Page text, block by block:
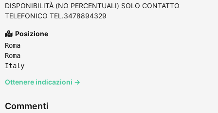
DISPONIBILITÀ (NO PERCENTUALI) SOLO CONTATTO
TELEFONICO TEL.3478894329
Posizione
Roma
Roma
Italy
Ottenere indicazioni →
Commenti